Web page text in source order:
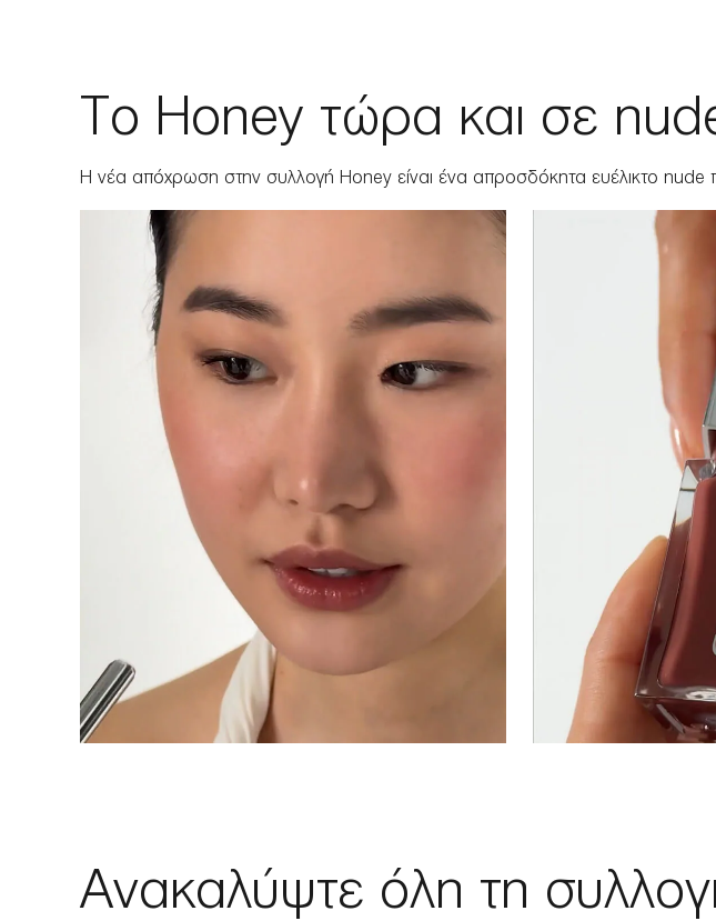
Το Honey τώρα και σε
Η νέα απόχρωση στην συλλογή Honey είναι ένα απροσδόκητα ευέλικτο nude
Ανακαλύψτε όλη τη